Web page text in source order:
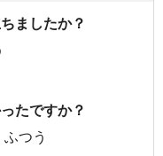
ましたか？
たですか？
ふつう